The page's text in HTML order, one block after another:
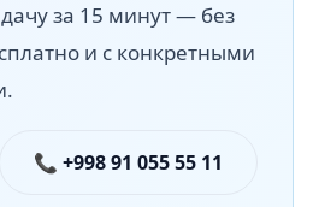
за 15 минут — без
и с конкретными
📞 +998 91 055 55 11